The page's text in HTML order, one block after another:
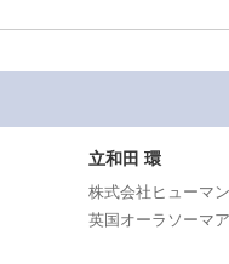
立和田 環
株式会社ヒューマ
英国オーラソーマ